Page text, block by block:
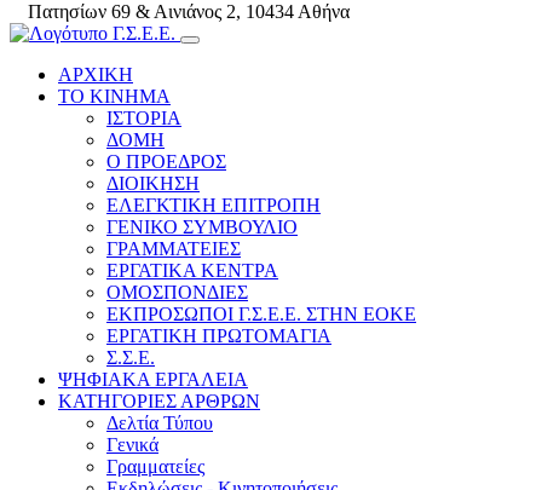
Πατησίων 69 & Αινιάνος 2, 10434 Αθήνα
ΑΡΧΙΚΗ
ΤΟ ΚΙΝΗΜΑ
ΙΣΤΟΡΙΑ
ΔΟΜΗ
Ο ΠΡΟΕΔΡΟΣ
ΔΙΟΙΚΗΣΗ
ΕΛΕΓΚΤΙΚΗ ΕΠΙΤΡΟΠΗ
ΓΕΝΙΚΟ ΣΥΜΒΟΥΛΙΟ
ΓΡΑΜΜΑΤΕΙΕΣ
ΕΡΓΑΤΙΚΑ ΚΕΝΤΡΑ
ΟΜΟΣΠΟΝΔΙΕΣ
ΕΚΠΡΟΣΩΠΟΙ Γ.Σ.Ε.Ε. ΣΤΗΝ ΕΟΚΕ
ΕΡΓΑΤΙΚΗ ΠΡΩΤΟΜΑΓΙΑ
Σ.Σ.Ε.
ΨΗΦΙΑΚΑ ΕΡΓΑΛΕΙΑ
ΚΑΤΗΓΟΡΙΕΣ ΑΡΘΡΩΝ
Δελτία Τύπου
Γενικά
Γραμματείες